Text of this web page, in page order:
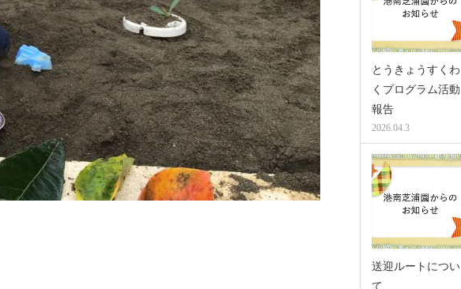
とうきょうすくわ
くプログラム活動
報告
2026.04.3
送迎ルートについ
て